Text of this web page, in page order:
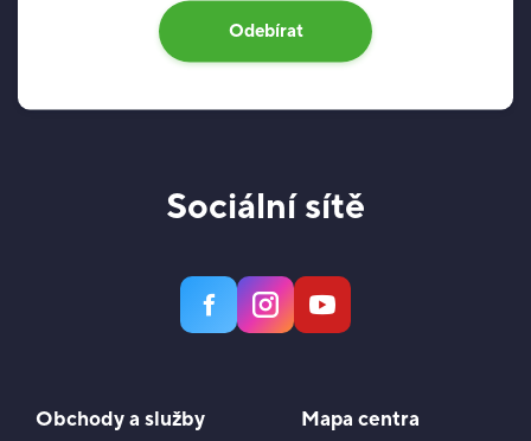
Odebírat
Sociální sítě
Obchody a služby Mapa centra